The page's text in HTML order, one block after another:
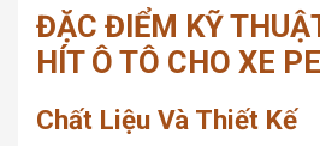
ĐẶC ĐIỂM KỸ
HÍT Ô TÔ CHO XE
Chất Liệu Và Thiết Kế